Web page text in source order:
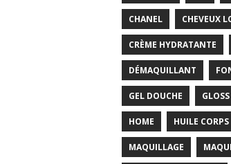
CHANEL CHEVEUX
CRÈME HYDRATANTE
DÉMAQUILLANT
GEL DOUCHE GLOSS
HOME HUILE CORPS
MAQUILLAGE